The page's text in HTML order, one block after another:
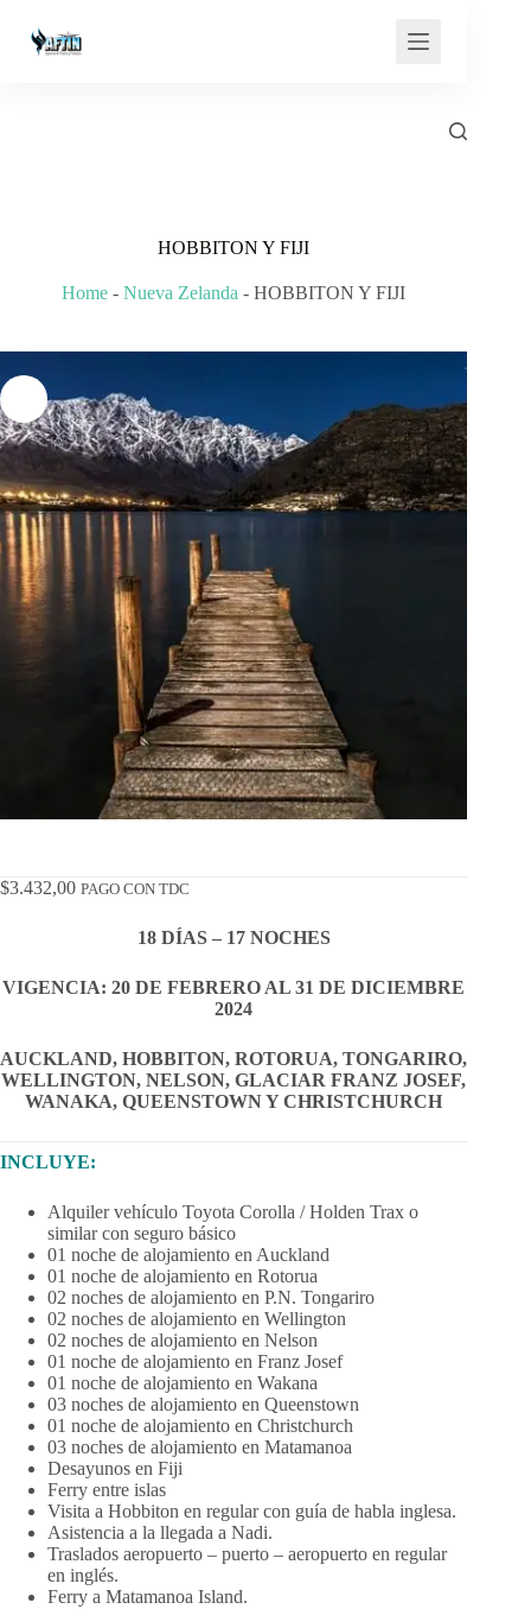
contenido
HOBBITON Y FIJI
Home -Nueva Zelanda -HOBBITON Y FIJI
$3.432,00 PAGO CON TDC
18 DÍAS – 17 NOCHES
VIGENCIA: 20 DE FEBRERO AL 31 DE DICIEMBRE
2024
AUCKLAND, HOBBITON, ROTORUA, TONGARIRO,
WELLINGTON, NELSON, GLACIAR FRANZ JOSEF,
WANAKA, QUEENSTOWN Y CHRISTCHURCH
INCLUYE:
Alquiler vehículo Toyota Corolla / Holden Trax o
similar con seguro básico
01 noche de alojamiento en Auckland
01 noche de alojamiento en Rotorua
02 noches de alojamiento en P.N. Tongariro
02 noches de alojamiento en Wellington
02 noches de alojamiento en Nelson
01 noche de alojamiento en Franz Josef
01 noche de alojamiento en Wakana
03 noches de alojamiento en Queenstown
01 noche de alojamiento en Christchurch
03 noches de alojamiento en Matamanoa
Desayunos en Fiji
Ferry entre islas
Visita a Hobbiton en regular con guía de habla inglesa.
Asistencia a la llegada a Nadi.
Traslados aeropuerto – puerto – aeropuerto en regular
en inglés.
Ferry a Matamanoa Island.